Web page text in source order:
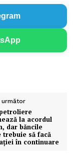
la acordul
dar băncile
trebuie să facă
în continuare